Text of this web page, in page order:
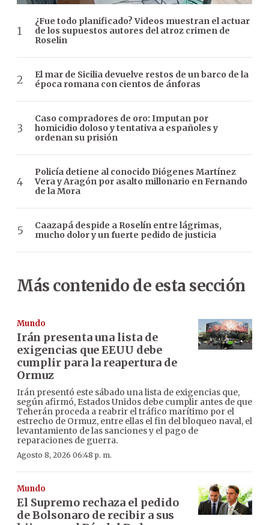
¿Fue todo planificado? Videos muestran el actuar
de los supuestos autores del atroz crimen de
Roselin
El mar de Sicilia devuelve restos de un barco de la
época romana con cientos de ánforas
Caso compradores de oro: Imputan por
homicidio doloso y tentativa a españoles y
ordenan su prisión
Policía detiene al conocido Diógenes Martínez
Vera y Aragón por asalto millonario en Fernando
de la Mora
Caazapá despide a Roselín entre lágrimas,
mucho dolor y un fuerte pedido de justicia
Más contenido de esta sección
Mundo
Irán presenta una lista de
exigencias que EEUU debe
cumplir para la reapertura de
Ormuz
Irán presentó este sábado una lista de exigencias que,
según afirmó, Estados Unidos debe cumplir antes de que
Teherán proceda a reabrir el tráfico marítimo por el
estrecho de Ormuz, entre ellas el fin del bloqueo naval, el
levantamiento de las sanciones y el pago de
reparaciones de guerra.
Agosto 8, 2026 06:48 p. m.
Mundo
El Supremo rechaza el pedido
de Bolsonaro de recibir a sus